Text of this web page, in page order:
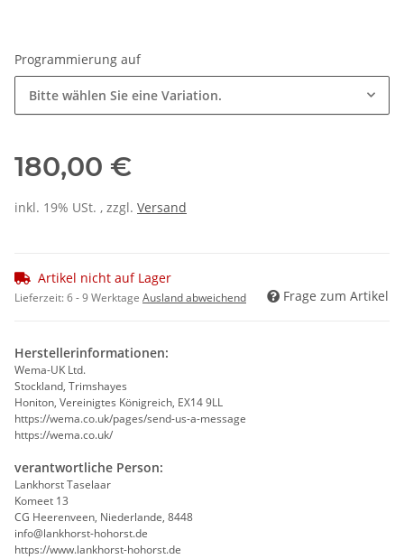
Programmierung auf
Bitte wählen Sie eine Variation.
180,00 €
inkl. 19% USt. , zzgl. Versand
Artikel nicht auf Lager
Lieferzeit:6 - 9 Werktage Ausland abweichend Frage zum Artikel
Herstellerinformationen:
Wema-UK Ltd.
Stockland, Trimshayes
Honiton, Vereinigtes Königreich, EX14 9LL
https://wema.co.uk/pages/send-us-a-message
https://wema.co.uk/
verantwortliche Person:
Lankhorst Taselaar
Komeet 13
CG Heerenveen, Niederlande, 8448
info@lankhorst-hohorst.de
https://www.lankhorst-hohorst.de